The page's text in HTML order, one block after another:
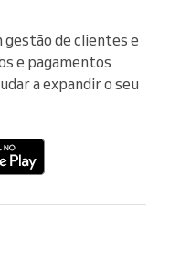
gestão de clientes e
e pagamentos
a expandir o seu